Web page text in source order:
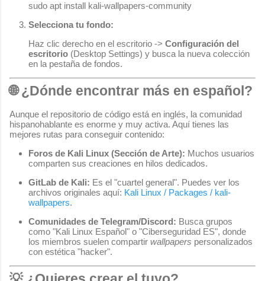
sudo apt install kali-wallpapers-community
Selecciona tu fondo:
Haz clic derecho en el escritorio -> Configuración del
escritorio (Desktop Settings) y busca la nueva colección
en la pestaña de fondos.
🌐 ¿Dónde encontrar más en español?
Aunque el repositorio de código está en inglés, la comunidad
hispanohablante es enorme y muy activa. Aquí tienes las
mejores rutas para conseguir contenido:
Foros de Kali Linux (Sección de Arte): Muchos usuarios
comparten sus creaciones en hilos dedicados.
GitLab de Kali: Es el "cuartel general". Puedes ver los
archivos originales aquí: Kali Linux / Packages / kali-
wallpapers.
Comunidades de Telegram/Discord: Busca grupos
como "Kali Linux Español" o "Ciberseguridad ES", donde
los miembros suelen compartir wallpapers personalizados
con estética "hacker".